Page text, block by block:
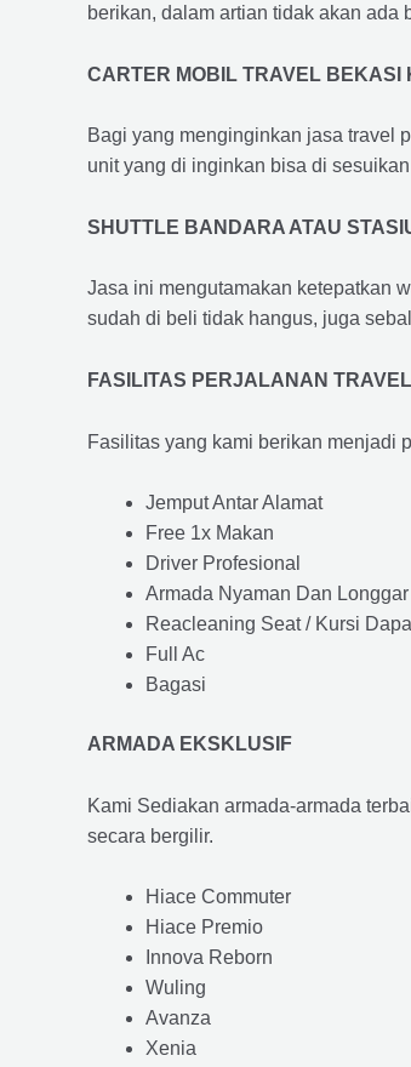
berikan, dalam artian tidak akan ada
CARTER MOBIL TRAVEL BEKASI
Bagi yang menginginkan jasa travel
unit yang di inginkan bisa di
SHUTTLE BANDARA ATAU
Jasa ini mengutamakan ketepatkan
sudah di beli tidak hangus, juga
FASILITAS PERJALANAN
Fasilitas yang kami berikan menjadi
Jemput Antar Alamat
Free 1x Makan
Driver Profesional
Armada Nyaman Dan Longgar
Reacleaning Seat / Kursi
Full Ac
Bagasi
ARMADA EKSKLUSIF
Kami Sediakan armada-armada
secara bergilir.
Hiace Commuter
Hiace Premio
Innova Reborn
Wuling
Avanza
Xenia